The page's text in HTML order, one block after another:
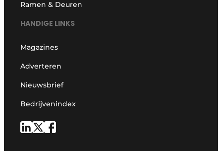
Ramen & Deuren
HANDIGE LINKS
Magazines
Adverteren
Nieuwsbrief
Bedrijvenindex